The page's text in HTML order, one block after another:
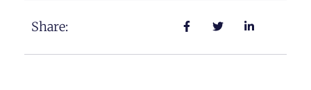
Share: